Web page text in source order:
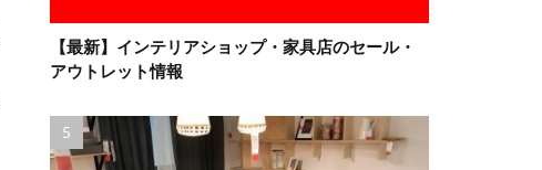
【最新】インテリアショップ・家具店のセール・
アウトレット情報